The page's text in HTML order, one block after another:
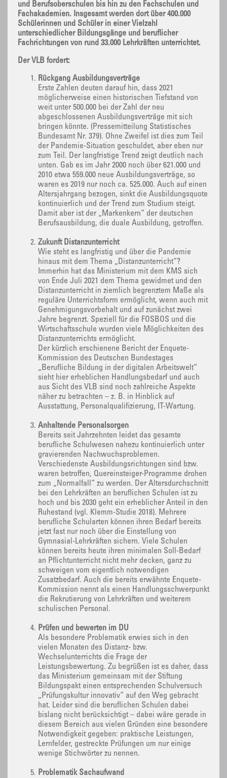
und Berufsoberschulen bis hin zu den Fachschulen und
Fachakademien. Insgesamt werden dort über 400.000
Schülerinnen und Schüler in einer Vielzahl
unterschiedlicher Bildungsgänge und beruflicher
Fachrichtungen von rund 33.000 Lehrkräften unterrichtet.
Der VLB fordert:
Rückgang Ausbildungsverträge
Erste Zahlen deuten darauf hin, dass 2021
möglicherweise einen historischen Tiefstand von
weit unter 500.000 bei der Zahl der neu
abgeschlossenen Ausbildungsverträge mit sich
bringen könnte. (Pressemitteilung Statistisches
Bundesamt Nr. 379). Ohne Zweifel ist dies zum Teil
der Pandemie-Situation geschuldet, aber eben nur
zum Teil. Der langfristige Trend zeigt deutlich nach
unten. Gab es im Jahr 2000 noch über 621.000 und
2010 etwa 559.000 neue Ausbildungsverträge, so
waren es 2019 nur noch ca. 525.000. Auch auf einen
Altersjahrgang bezogen, sinkt die Ausbildungsquote
kontinuierlich und der Trend zum Studium steigt.
Damit aber ist der „Markenkern“ der deutschen
Berufsausbildung, die duale Ausbildung, getroffen.
Zukunft Distanzunterricht
Wie steht es langfristig und über die Pandemie
hinaus mit dem Thema „Distanzunterricht“?
Immerhin hat das Ministerium mit dem KMS sich
von Ende Juli 2021 dem Thema gewidmet und den
Distanzunterricht in ziemlich begrenztem Maße als
reguläre Unterrichtsform ermöglicht, wenn auch mit
Genehmigungsvorbehalt und auf zunächst zwei
Jahre begrenzt. Speziell für die FOSBOS und die
Wirtschaftsschule wurden viele Möglichkeiten des
Distanzunterrichts ermöglicht.
Der kürzlich erschienene Bericht der Enquete-
Kommission des Deutschen Bundestages
„Berufliche Bildung in der digitalen Arbeitswelt“
sieht hier erheblichen Handlungsbedarf und auch
aus Sicht des VLB sind noch zahlreiche Aspekte
näher zu betrachten – z. B. in Hinblick auf
Ausstattung, Personalqualifizierung, IT-Wartung.
Anhaltende Personalsorgen
Bereits seit Jahrzehnten leidet das gesamte
berufliche Schulwesen nahezu kontinuierlich unter
gravierenden Nachwuchsproblemen.
Verschiedenste Ausbildungsrichtungen sind bzw.
waren betroffen, Quereinsteiger-Programme drohen
zum „Normalfall“ zu werden. Der Altersdurchschnitt
bei den Lehrkräften an beruflichen Schulen ist zu
hoch und bis 2030 geht ein erheblicher Anteil in den
Ruhestand (vgl. Klemm-Studie 2018). Mehrere
berufliche Schularten können ihren Bedarf bereits
jetzt fast nur noch über die Einstellung von
Gymnasial-Lehrkräften sichern. Viele Schulen
können bereits heute ihren minimalen Soll-Bedarf
an Pflichtunterricht nicht mehr decken, ganz zu
schweigen vom eigentlich notwendigen
Zusatzbedarf. Auch die bereits erwähnte Enquete-
Kommission nennt als einen Handlungsschwerpunkt
die Rekrutierung von Lehrkräften und weiterem
schulischen Personal.
Prüfen und bewerten im DU
Als besondere Problematik erwies sich in den
vielen Monaten des Distanz- bzw.
Wechselunterrichts die Frage der
Leistungsbewertung. Zu begrüßen ist es daher, dass
das Ministerium gemeinsam mit der Stiftung
Bildungspakt einen entsprechenden Schulversuch
„Prüfungskultur innovativ“ auf den Weg gebracht
hat. Leider sind die beruflichen Schulen dabei
bislang nicht berücksichtigt – dabei wäre gerade in
diesem Bereich aus vielen Gründen eine besondere
Notwendigkeit gegeben: praktische Leistungen,
Lernfelder, gestreckte Prüfungen um nur einige
wenige Stichwörter zu nennen.
Problematik Sachaufwand